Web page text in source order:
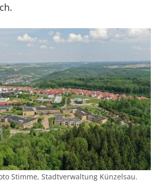
Stimme, Stadtverwaltung Künzelsau.